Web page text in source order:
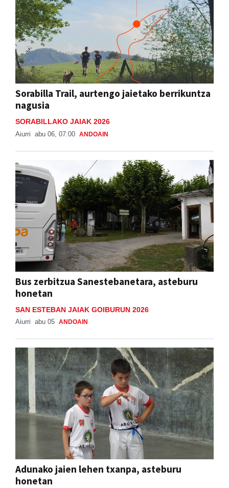
Sorabilla Trail, aurtengo jaietako berrikuntza
nagusia
SORABILLAKO JAIAK 2026
Aiurri abu 06, 07:00 ANDOAIN
Bus zerbitzua Sanestebanetara, asteburu
honetan
SAN ESTEBAN JAIAK GOIBURUN 2026
Aiurri abu 05 ANDOAIN
Adunako jaien lehen txanpa, asteburu
honetan